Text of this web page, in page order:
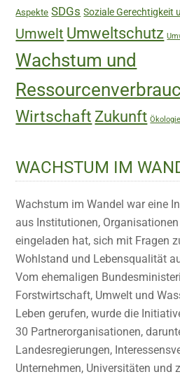
Aspekte SDGs Soziale Gerechtigkeit
Umwelt Umweltschutz
Wachstum und
Wirtschaft Zukunft Ökologie
WACHSTUM IM
Wachstum im Wandel war eine
aus Institutionen,
eingeladen hat, sich mit Fragen
Wohlstand und Lebensqualität
Vom ehemaligen
Forstwirtschaft, Umwelt und
Leben gerufen, wurde die
30 Partnerorganisationen,
Landesregierungen,
Unternehmen, Universitäten und